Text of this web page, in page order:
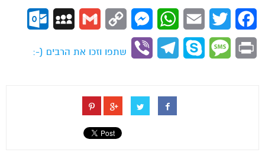
Facebook
Twitter
Email
WhatsApp
Messenger
Copy
Gmail
MySpace
Print
Message
Skype
Telegram
Viber
שתפו וזכו את הרבים (-: